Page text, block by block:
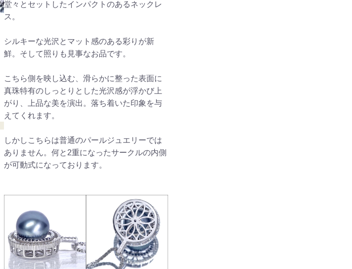
堂々とセットしたインパクトのあるネックレ
ス。
シルキーな光沢とマット感のある彩りが新
鮮。そして照りも見事なお品です。
こちら側を映し込む、滑らかに整った表面に
真珠特有のしっとりとした光沢感が浮かび上
がり、上品な美を演出。落ち着いた印象を与
えてくれます。
しかしこちらは普通のパールジュエリーでは
ありません。何と2重になったサークルの内側
が可動式になっております。